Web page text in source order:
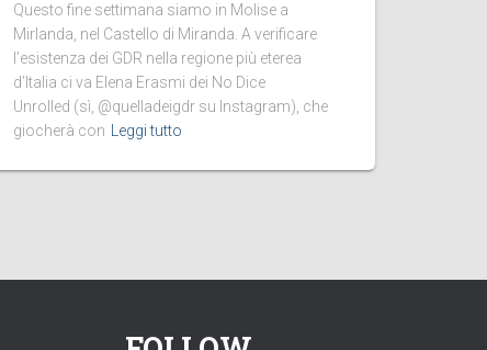
Questo fine settimana siamo in Molise a
Mirlanda, nel Castello di Miranda. A verificare
l’esistenza dei GDR nella regione più eterea
d’Italia ci va Elena Erasmi dei No Dice
Unrolled (sì, @quelladeigdr su Instagram), che
giocherà con
Leggi tutto